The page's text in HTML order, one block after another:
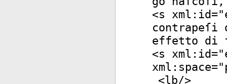
<s xml:id="
contrapeſi
effetto di
<s xml:id="
xml:space="
<lb/>